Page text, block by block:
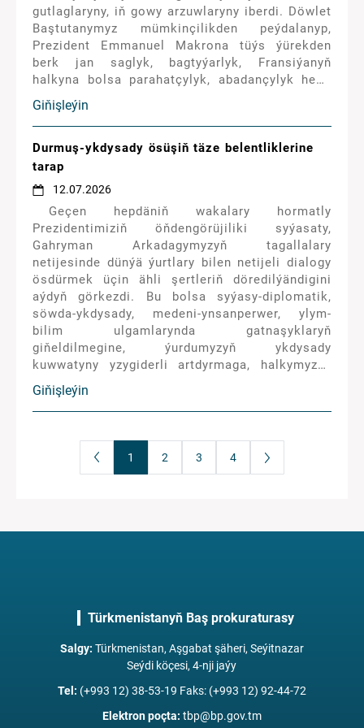
gutlaglaryny, iň gowy arzuwlaryny iberdi. Döwlet
Baştutanymyz mümkinçilikden peýdalanyp,
Prezident Emmanuel Makrona tüýs ýürekden
berk jan saglyk, bagtyýarlyk, Fransiýanyň
halkyna bolsa parahatçylyk, abadançylyk hem-
de rowaçlyk arzuw etdi.
Giňişleýin
Durmuş-ykdysady ösüşiň täze belentliklerine
tarap
12.07.2026
Geçen hepdäniň wakalary hormatly
Prezidentimiziň öňdengörüjiliki syýasaty,
Gahryman Arkadagymyzyň tagallalary
netijesinde dünýä ýurtlary bilen netijeli dialogy
ösdürmek üçin ähli şertleriň döredilýändigini
aýdyň görkezdi. Bu bolsa syýasy-diplomatik,
söwda-ykdysady, medeni-ynsanperwer, ylym-
bilim ulgamlarynda gatnaşyklaryň
giňeldilmegine, ýurdumyzyň ykdysady
kuwwatyny yzygiderli artdyrmaga, halkymyzyň
ýaşaýyş-durmuş derejesini mundan beýläk-de
ýokarlandyrmaga ýardam edýär.
Giňişleýin
1 2 3 4
Türkmenistanyň Baş prokuraturasy
Salgy: Türkmenistan, Aşgabat şäheri, Seýitnazar
Seýdi köçesi, 4-nji jaýy
Tel : (+993 12) 38-53-19 Faks: (+993 12) 92-44-72
Elektron poçta: tbp@bp.gov.tm